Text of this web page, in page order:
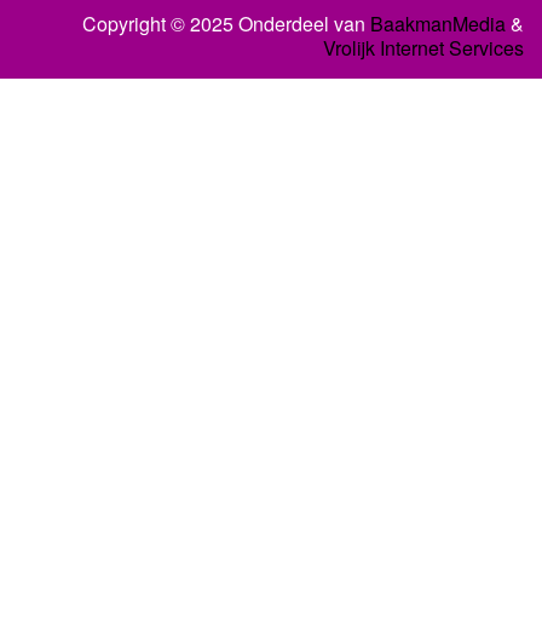
Copyright © 2025 Onderdeel van BaakmanMedia&
Vrolijk Internet Services